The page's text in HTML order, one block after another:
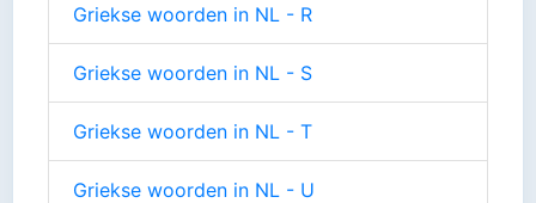
Griekse woorden in NL - R
Griekse woorden in NL - S
Griekse woorden in NL - T
Griekse woorden in NL - U